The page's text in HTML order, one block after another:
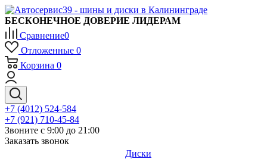
БЕСКОНЕЧНОЕ ДОВЕРИЕ ЛИДЕРАМ
Сравнение0
Отложенные 0
Корзина 0
+7 (4012) 524-584
+7 (921) 710-45-84
Звоните с 9:00 до 21:00
Заказать звонок
Диски